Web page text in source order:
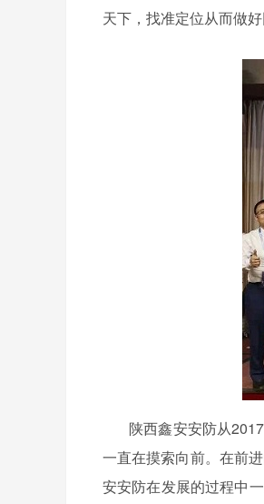
天下，找准定位从而做好
陕西鑫安安防从2017
一直在摸索向前。在前
安安防在发展的过程中